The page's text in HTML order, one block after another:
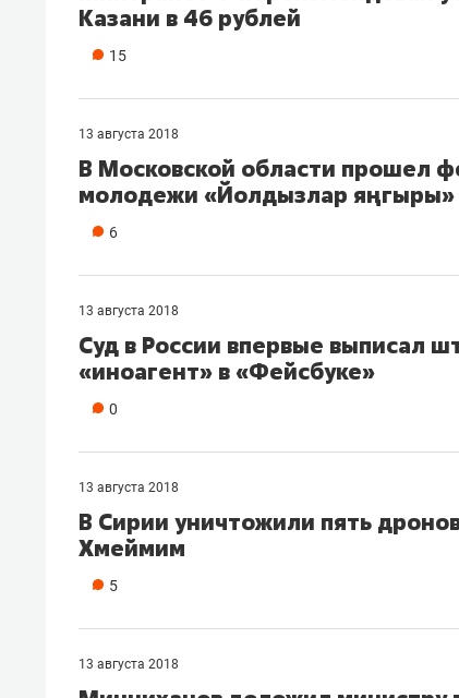
Казани в 46 рублей
15
13 августа 2018
В Московской области прошел
молодежи «Йолдызлар яңгыры»
6
13 августа 2018
​Суд в России впервые выписал
«иноагент» в «Фейсбуке»
0
13 августа 2018
В Сирии уничтожили пять
Хмеймим
5
13 августа 2018
рынки, почему надо знать
создают оазис жилого
комфорта под Казанью
ID